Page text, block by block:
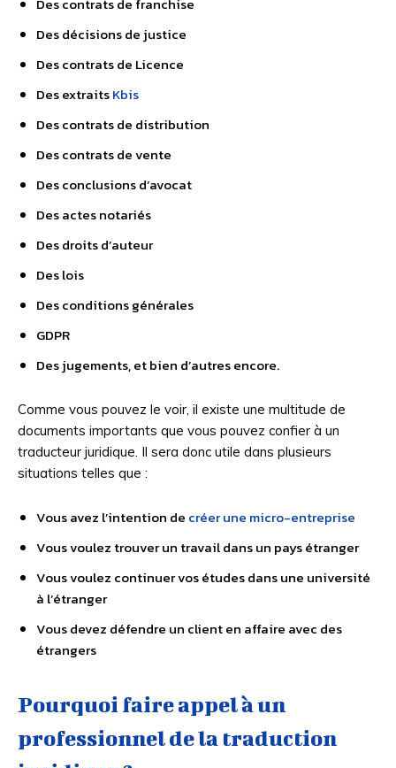
Des décisions de justice
Des contrats de Licence
Des extraitsKbis
Des contrats de distribution
Des contrats de vente
Des conclusions d’avocat
Des actes notariés
Des droits d’auteur
Des lois
Des conditions générales
GDPR
Des jugements, et bien d’autres encore.
Comme vous pouvez le voir, il existe une multitude de
documents importants que vous pouvez confier à un
traducteur juridique. Il sera donc utile dans plusieurs
situations telles que :
Vous avez l’intention de créer une micro-entreprise
Vous voulez trouver un travail dans un pays étranger
Vous voulez continuer vos études dans une université
à l’étranger
Vous devez défendre un client en affaire avec des
étrangers
Pourquoi faire appel à un
professionnel de la traduction